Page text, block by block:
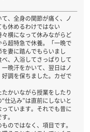
、全身の関節が痛く、ノ
休めるわけではない
々横になって休みながらど
超特急で休養。「一晩で
妻に踏んでもらいまし
、入浴してさっぱりして
晩汗をかいて、翌日はノ
調を保ちました。カゼで
かいながら授業をしたり
仕込み”は直前にしないと
ています。それでも昔に
。
のではなく、項目です。